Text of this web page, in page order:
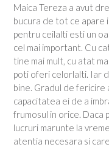
Maica Tereza a avut
bucura de tot ce apare
pentru ceilalti esti un
cel mai important. Cu
tine mai mult, cu atat
poti oferi celorlalti. Iar
bine. Gradul de fericire
capacitatea ei de a
frumosul in orice. Daca
lucruri marunte la
atentia necesara si